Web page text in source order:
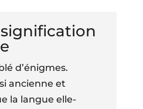
d’énigmes.
ancienne et
la langue elle-